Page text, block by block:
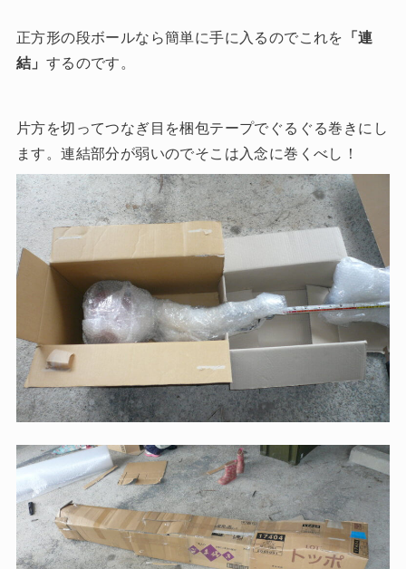
正方形の段ボールなら簡単に手に入るのでこれを
「連
結」 するのです。
片方を切ってつなぎ目を梱包テープでぐるぐる巻きにし
ます。連結部分が弱いのでそこは入念に巻くべし！